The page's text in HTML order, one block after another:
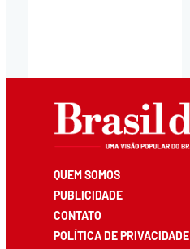
QUEM SOMOS
PUBLICIDADE
CONTATO
POLÍTICA DE PRIVACIDADE